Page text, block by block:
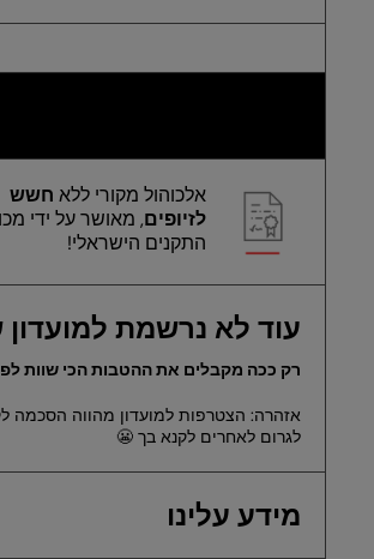
אלכוהול מקורי ללא חשש
לזיופים, מאושר על ידי
התקנים הישראלי!
עוד לא נרשמת למועדון
רק ככה מקבלים את ההטבות הכי שוות
אזהרה: הצטרפות למועדון מהווה הסכמה
לגרום לאחרים לקנא בך 😬
מידע עלינו